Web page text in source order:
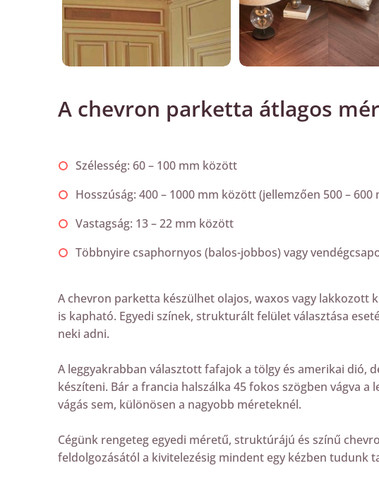
A chevron parketta átlagos
Szélesség: 60 – 100 mm között
Hosszúság: 400 – 1000 mm között (jellemzően 500 –
Vastagság: 13 – 22 mm között
Többnyire csaphornyos (balos-jobbos) vagy
A chevron parketta készülhet olajos, waxos vagy lakkozott
is kapható. Egyedi színek, strukturált felület választása
neki adni.
A leggyakrabban választott fafajok a tölgy és amerikai dió,
készíteni. Bár a francia halszálka 45 fokos szögben vágva
vágás sem, különösen a nagyobb méreteknél.
Cégünk rengeteg egyedi méretű, struktúrájú és színű
feldolgozásától a kivitelezésig mindent egy kézben tudunk